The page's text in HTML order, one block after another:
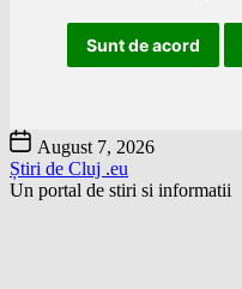
Sunt de acord
Skip
to
the
content
August 7, 2026
Știri de Cluj .eu
Un portal de stiri si informatii